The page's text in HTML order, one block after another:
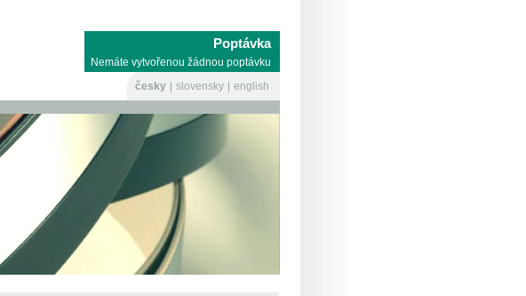
Poptávka
Nemáte vytvořenou žádnou poptávku
česky
slovensky english